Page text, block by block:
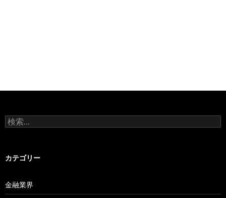
検
索:
カテゴリー
金融業界